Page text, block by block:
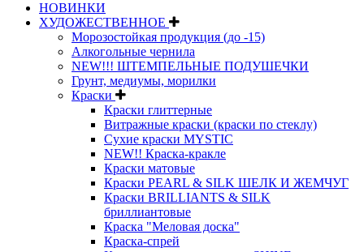
НОВИНКИ
ХУДОЖЕСТВЕННОЕ
Морозостойкая продукция (до -15)
Алкогольные чернила
NEW!!! ШТЕМПЕЛЬНЫЕ ПОДУШЕЧКИ
Грунт, медиумы, морилки
Краски
Краски глиттерные
Витражные краски (краски по стеклу)
Сухие краски MYSTIC
NEW!! Краска-кракле
Краски матовые
Краски PEARL & SILK ШЕЛК И ЖЕМЧУГ
Краски BRILLIANTS & SILK
бриллиантовые
Краска "Меловая доска"
Краска-спрей